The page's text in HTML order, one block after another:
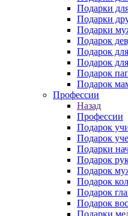
Подарки
Подарки
Подарки
Подарок
Подарок
Подарок
Подарок
Подарок
Профессии
Назад
Профессии
Подарок
Подарок
Подарки
Подарок
Подарок
Подарок
Подарок
Подарок
Подарки